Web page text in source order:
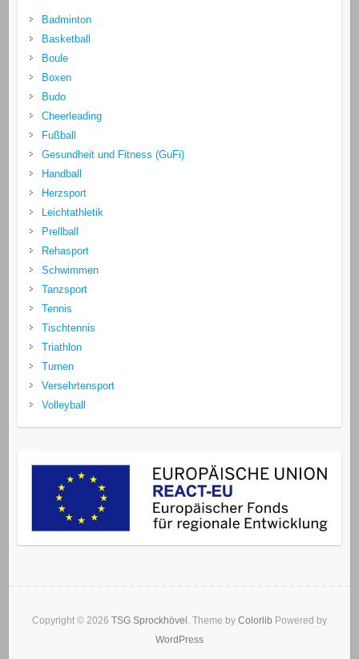
Badminton
Basketball
Boule
Boxen
Budo
Cheerleading
Fußball
Gesundheit und Fitness (GuFi)
Handball
Herzsport
Leichtathletik
Prellball
Rehasport
Schwimmen
Tanzsport
Tennis
Tischtennis
Triathlon
Turnen
Versehrtensport
Volleyball
Copyright © 2026 TSG Sprockhövel . Theme by Colorlib Powered by
WordPress